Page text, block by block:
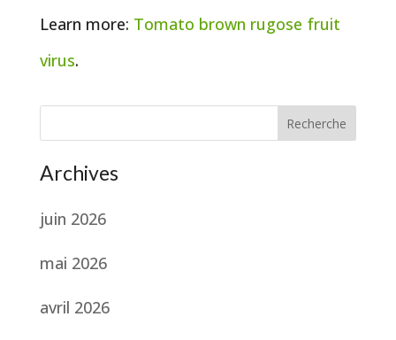
Learn more: Tomato brown rugose fruit
virus.
Recherche
Archives
juin 2026
mai 2026
avril 2026